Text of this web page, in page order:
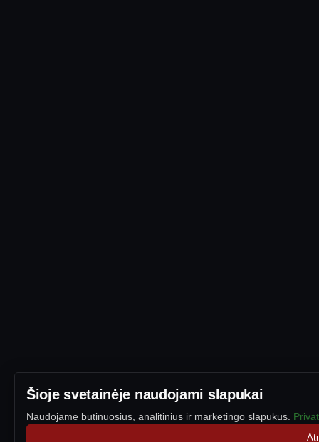
Šioje svetainėje naudojami slapukai
Naudojame būtinuosius, analitinius ir marketingo slapukus.